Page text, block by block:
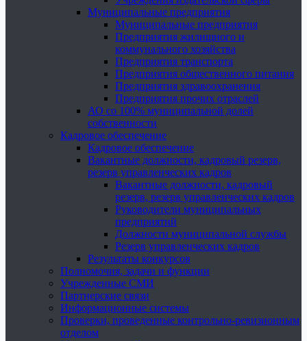
Муниципальные предприятия
Муниципальные предприятия
Предприятия жилищного и
коммунального хозяйства
Предприятия транспорта
Предприятия общественного питания
Предприятия здравоохранения
Предприятия прочих отраслей
АО со 100% муниципальной долей
собственности
Кадровое обеспечение
Кадровое обеспечение
Вакантные должности, кадровый резерв,
резерв управленческих кадров
Вакантные должности, кадровый
резерв, резерв управленческих кадров
Руководители муниципальных
предприятий
Должности муниципальной службы
Резерв управленческих кадров
Результаты конкурсов
Полномочия, задачи и функции
Учрежденные СМИ
Партнерские связи
Информационные системы
Проверки, проведенные контрольно-ревизионным
отделом